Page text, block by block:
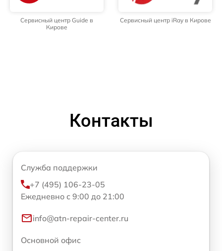
Сервисный центр Guide в
Кирове
Сервисный центр iRay в Кирове
Контакты
Служба поддержки
+7 (495) 106-23-05
Ежедневно с 9:00 до 21:00
info@atn-repair-center.ru
Основной офис